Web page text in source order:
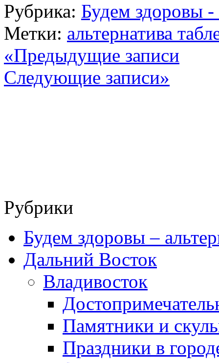
Рубрика: Будем здоровы -
Метки: альтернатива
«Предыдущие записи
Следующие записи»
Рубрики
Будем здоровы –
Дальний Восток
Владивосток
Памятники и
Праздники в